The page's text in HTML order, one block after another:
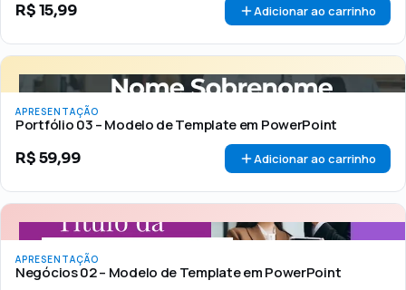
R$15,99 Adicionar ao carrinho
APRESENTAÇÃO
Portfólio 03 – Modelo de Template em PowerPoint
R$59,99 Adicionar ao carrinho
APRESENTAÇÃO
Negócios 02 – Modelo de Template em PowerPoint